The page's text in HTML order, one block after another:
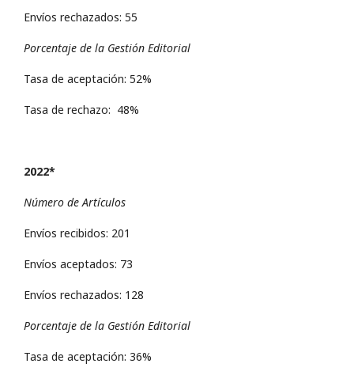
Envíos rechazados: 55
Porcentaje de la Gestión Editorial
Tasa de aceptación: 52%
Tasa de rechazo: 48%
2022*
Número de Artículos
Envíos recibidos: 201
Envíos aceptados: 73
Envíos rechazados: 128
Porcentaje de la Gestión Editorial
Tasa de aceptación: 36%